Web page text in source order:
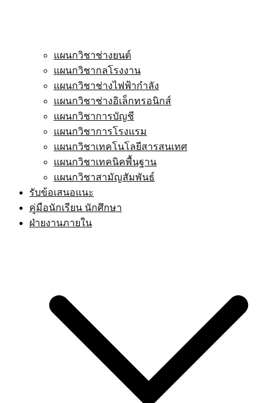
แผนกวิชาช่างยนต์
แผนกวิชากลโรงงาน
แผนกวิชาช่างไฟฟ้ากำลัง
แผนกวิชาช่างอิเล็กทรอนิกส์
แผนกวิชาการบัญชี
แผนกวิชาการโรงแรม
แผนกวิชาเทคโนโลยีสารสนเทศ
แผนกวิชาเทคนิคพื้นฐาน
แผนกวิชาสามัญสัมพันธ์
รับข้อเสนอแนะ
คู่มือนักเรียน นักศึกษา
ฝ่ายงานภายใน